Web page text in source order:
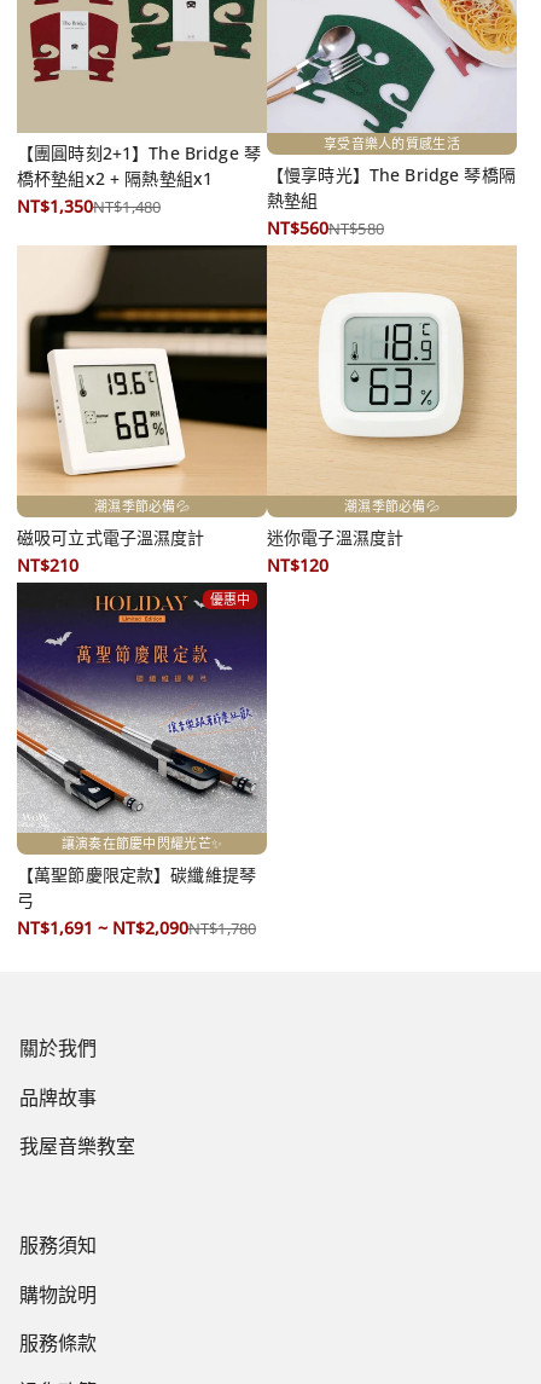
【團圓時刻2+1】The Bridge 琴
橋杯墊組x2 + 隔熱墊組x1
NT$1,350NT$1,480
享受音樂人的質感生活
【慢享時光】The Bridge 琴橋隔
熱墊組
NT$560NT$580
潮濕季節必備💦
磁吸可立式電子溫濕度計
NT$210
潮濕季節必備💦
迷你電子溫濕度計
NT$120
優惠中
讓演奏在節慶中閃耀光芒✨
【萬聖節慶限定款】碳纖維提琴
弓
NT$1,691 ~ NT$2,090NT$1,780
關於我們
品牌故事
我屋音樂教室
服務須知
購物說明
服務條款